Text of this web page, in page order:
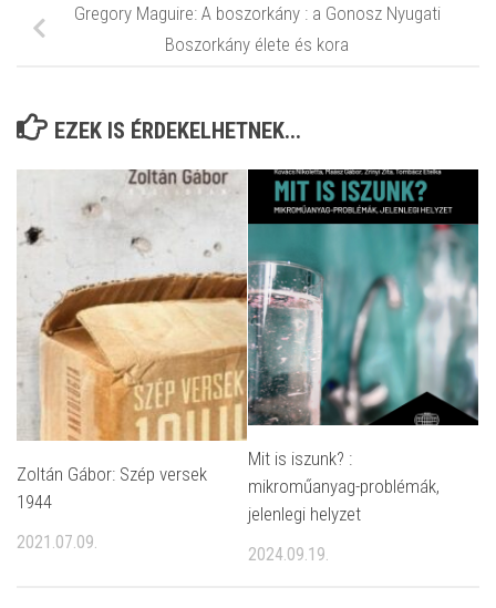
Gregory Maguire: A boszorkány : a Gonosz Nyugati
Boszorkány élete és kora
EZEK IS ÉRDEKELHETNEK...
Zoltán Gábor: Szép versek
1944
2021.07.09.
Mit is iszunk? :
mikroműanyag-problémák,
jelenlegi helyzet
2024.09.19.